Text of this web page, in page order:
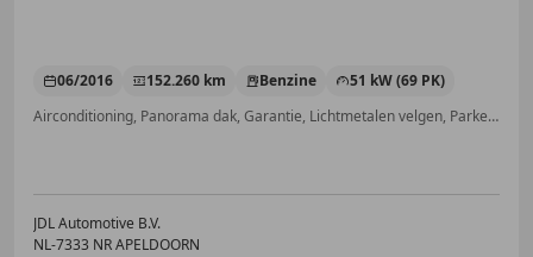
06/2016 152.260 km Benzine
51 kW (69 PK)
Airconditioning, Panorama dak, Garantie, Lichtmetalen velgen, Parkeerhulp met camera, Open dak, Mistlampen, Nieuwe APK
JDL Automotive B.V.
NL-7333 NR APELDOORN